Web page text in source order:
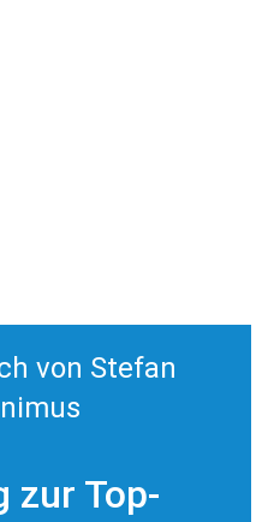
von Stefan
zur Top-